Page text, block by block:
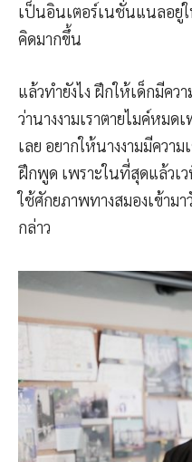
เป็นอินเตอร์เนชั่นแนลอยู่ใ
คิดมากขึ้น
แล้วทำยังไง ฝึกให้เด็กมีคว
ว่านางงามเราตายไมค์หมด
เลย อยากให้นางงามมีควา
ฝึกพูด เพราะในที่สุดแล้วเ
ใช้ศักยภาพทางสมองเข้า
กล่าว